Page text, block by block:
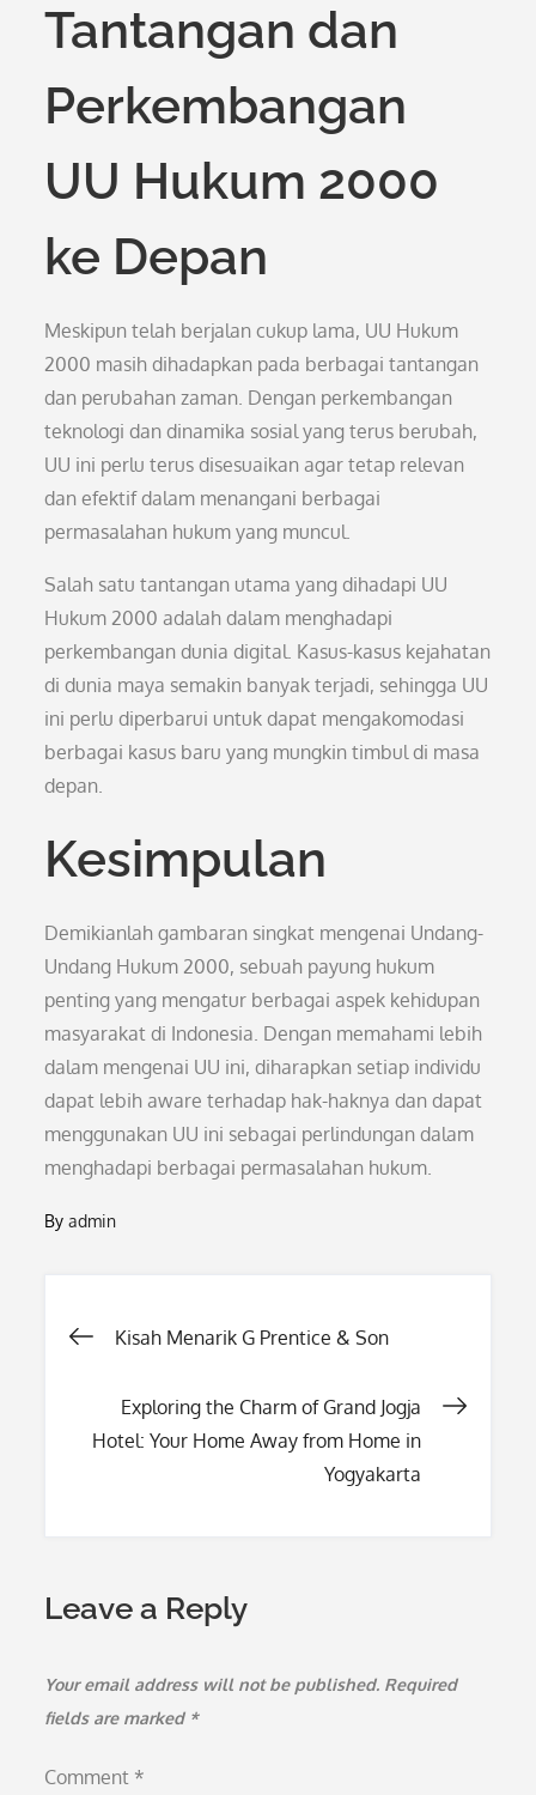
Tantangan dan
Perkembangan
UU Hukum 2000
ke Depan
Meskipun telah berjalan cukup lama, UU Hukum
2000 masih dihadapkan pada berbagai tantangan
dan perubahan zaman. Dengan perkembangan
teknologi dan dinamika sosial yang terus berubah,
UU ini perlu terus disesuaikan agar tetap relevan
dan efektif dalam menangani berbagai
permasalahan hukum yang muncul.
Salah satu tantangan utama yang dihadapi UU
Hukum 2000 adalah dalam menghadapi
perkembangan dunia digital. Kasus-kasus kejahatan
di dunia maya semakin banyak terjadi, sehingga UU
ini perlu diperbarui untuk dapat mengakomodasi
berbagai kasus baru yang mungkin timbul di masa
depan.
Kesimpulan
Demikianlah gambaran singkat mengenai Undang-
Undang Hukum 2000, sebuah payung hukum
penting yang mengatur berbagai aspek kehidupan
masyarakat di Indonesia. Dengan memahami lebih
dalam mengenai UU ini, diharapkan setiap individu
dapat lebih aware terhadap hak-haknya dan dapat
menggunakan UU ini sebagai perlindungan dalam
menghadapi berbagai permasalahan hukum.
Byadmin
Post
navigation
Kisah Menarik G Prentice & Son
Exploring the Charm of Grand Jogja
Hotel: Your Home Away from Home in
Yogyakarta
Leave a Reply
Your email address will not be published. Required
fields are marked *
Comment *